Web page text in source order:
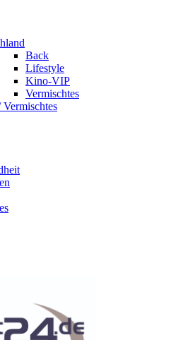
Back
Lifestyle
Kino-VIP
Vermischtes